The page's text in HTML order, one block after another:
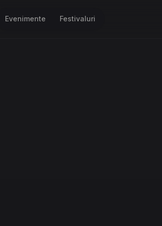
Evenimente Festivaluri